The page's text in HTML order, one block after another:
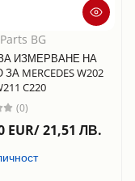
BG
ИЗМЕРВАНЕ НА
MERCEDES W202
C220
(0)
EUR/ 21,51 ЛВ.